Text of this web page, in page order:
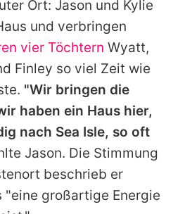
Ort: Jason und Kylie
und verbringen
vier Töchtern Wyatt,
Finley so viel Zeit wie
"Wir bringen die
haben ein Haus hier,
nach Sea Isle, so oft
Jason. Die Stimmung
beschrieb er
"eine großartige Energie